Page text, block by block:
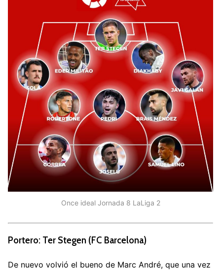
Once ideal Jornada 8 LaLiga 2
Portero: Ter Stegen (FC Barcelona)
De nuevo volvió el bueno de Marc André, que una vez